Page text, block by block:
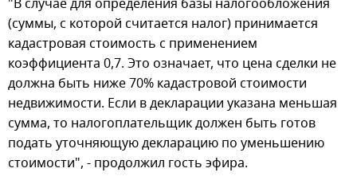
(суммы, с которой считается налог) принимается
кадастровая стоимость с применением
коэффициента 0,7. Это означает, что цена сделки не
должна быть ниже 70% кадастровой стоимости
недвижимости. Если в декларации указана меньшая
сумма, то налогоплательщик должен быть готов
подать уточняющую декларацию по уменьшению
стоимости", - продолжил гость эфира.